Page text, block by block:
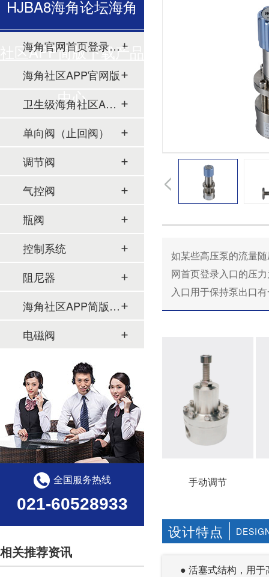
如某些高压泵的流量随
网首页登录入口的压力
入口用于保持泵出口有
手动调节
设计特点
● 活塞式结构，用
HJBA8海角论坛海角
社区APP简版下载产品
中心
海角官网首页登录入口
海角社区APP官网版
卫生级海角社区APP简版下载
单向阀（止回阀）
调节阀
气控阀
瓶阀
控制系统
阻尼器
海角社区APP简版下载及管件
电磁阀
全国服务热线
021-60528933
相关推荐资讯